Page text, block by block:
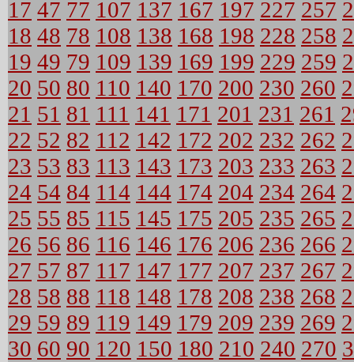
17 47 77 107 137 167 197 227 257
18 48 78 108 138 168 198 228 258
19 49 79 109 139 169 199 229 259
20 50 80 110 140 170 200 230 260
21 51 81 111 141 171 201 231 261
22 52 82 112 142 172 202 232 262
23 53 83 113 143 173 203 233 263
24 54 84 114 144 174 204 234 264
25 55 85 115 145 175 205 235 265
26 56 86 116 146 176 206 236 266
27 57 87 117 147 177 207 237 267
28 58 88 118 148 178 208 238 268
29 59 89 119 149 179 209 239 269
30 60 90 120 150 180 210 240 270